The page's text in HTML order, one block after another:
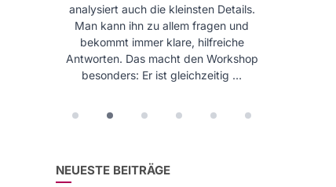
analysiert auch die kleinsten Details.
Man kann ihn zu allem fragen und
bekommt immer klare, hilfreiche
Antworten. Das macht den Workshop
besonders: Er ist gleichzeitig …
NEUESTE BEITRÄGE